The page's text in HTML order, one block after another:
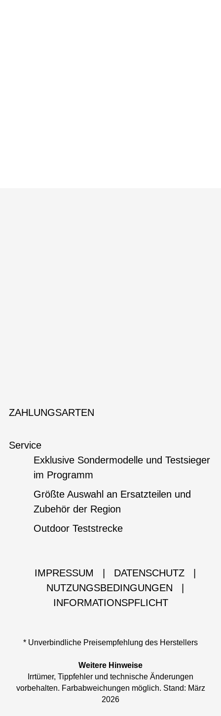
ZAHLUNGSARTEN
Service
Exklusive Sondermodelle und Testsieger
im Programm
Größte Auswahl an Ersatzteilen und
Zubehör der Region
Outdoor Teststrecke
IMPRESSUM DATENSCHUTZ
NUTZUNGSBEDINGUNGEN
INFORMATIONSPFLICHT
* Unverbindliche Preisempfehlung des Herstellers
Weitere Hinweise
Irrtümer, Tippfehler und technische Änderungen
vorbehalten. Farbabweichungen möglich. Stand: März
2026